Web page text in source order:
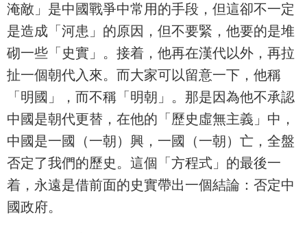
淹敵」是中國戰爭中常用的手段，但這卻不一定
是造成「河患」的原因，但不要緊，他要的是堆
砌一些「史實」。接着，他再在漢代以外，再拉
扯一個朝代入來。而大家可以留意一下，他稱
「明國」，而不稱「明朝」。那是因為他不承認
中國是朝代更替，在他的「歷史虛無主義」中，
中國是一國（一朝）興，一國（一朝）亡，全盤
否定了我們的歷史。這個「方程式」的最後一
着，永遠是借前面的史實帶出一個結論：否定中
國政府。